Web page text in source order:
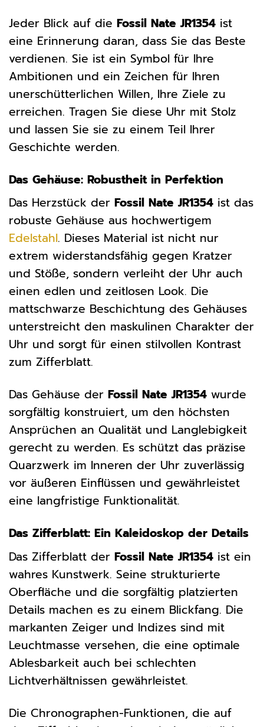
Jeder Blick auf die Fossil Nate JR1354 ist
eine Erinnerung daran, dass Sie das Beste
verdienen. Sie ist ein Symbol für Ihre
Ambitionen und ein Zeichen für Ihren
unerschütterlichen Willen, Ihre Ziele zu
erreichen. Tragen Sie diese Uhr mit Stolz
und lassen Sie sie zu einem Teil Ihrer
Geschichte werden.
Das Gehäuse: Robustheit in Perfektion
Das Herzstück der Fossil Nate JR1354 ist das
robuste Gehäuse aus hochwertigem
Edelstahl. Dieses Material ist nicht nur
extrem widerstandsfähig gegen Kratzer
und Stöße, sondern verleiht der Uhr auch
einen edlen und zeitlosen Look. Die
mattschwarze Beschichtung des Gehäuses
unterstreicht den maskulinen Charakter der
Uhr und sorgt für einen stilvollen Kontrast
zum Zifferblatt.
Das Gehäuse der Fossil Nate JR1354 wurde
sorgfältig konstruiert, um den höchsten
Ansprüchen an Qualität und Langlebigkeit
gerecht zu werden. Es schützt das präzise
Quarzwerk im Inneren der Uhr zuverlässig
vor äußeren Einflüssen und gewährleistet
eine langfristige Funktionalität.
Das Zifferblatt: Ein Kaleidoskop der Details
Das Zifferblatt der Fossil Nate JR1354 ist ein
wahres Kunstwerk. Seine strukturierte
Oberfläche und die sorgfältig platzierten
Details machen es zu einem Blickfang. Die
markanten Zeiger und Indizes sind mit
Leuchtmasse versehen, die eine optimale
Ablesbarkeit auch bei schlechten
Lichtverhältnissen gewährleistet.
Die Chronographen-Funktionen, die auf